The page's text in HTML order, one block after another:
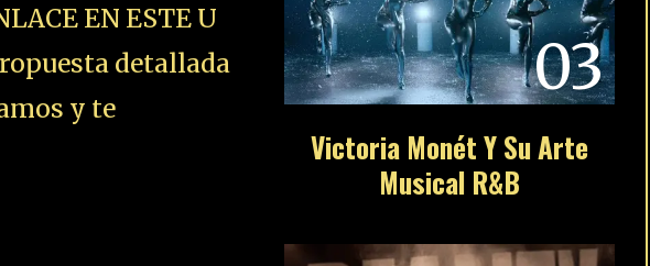
EN ESTE U
detallada
y te
03
Victoria Monét Y Su Arte
Musical R&B